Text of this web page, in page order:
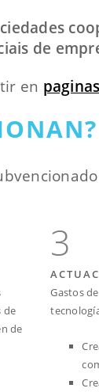
de
en
de
de
3
Gastos